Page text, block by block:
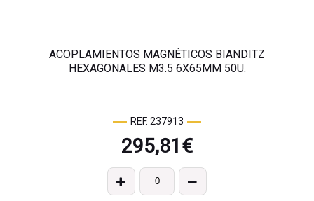
ACOPLAMIENTOS MAGNÉTICOS BIANDITZ
HEXAGONALES M3.5 6X65MM 50U.
REF. 237913
295,81€